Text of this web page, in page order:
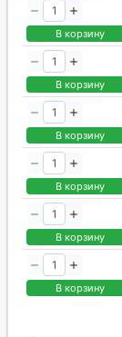
В корзину
В корзину
В корзину
В корзину
В корзину
В корзину